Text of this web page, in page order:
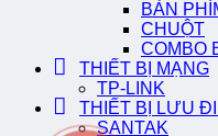
BÀN
CHUỘT
COMBO
THIẾT BỊ MẠNG
TP-LINK
THIẾT BỊ LƯU
SANTAK